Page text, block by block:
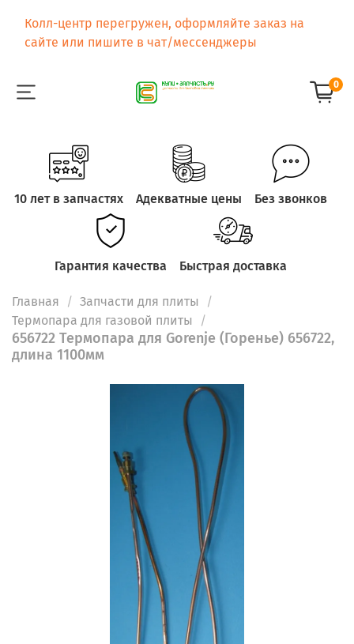
Колл-центр перегружен, оформляйте заказ на
сайте или пишите в чат/мессенджеры
0
10 лет в запчастях Адекватные цены Без звонков
Гарантия качества Быстрая доставка
Главная
Запчасти для плиты
Термопара для газовой плиты
656722 Термопара для Gorenje (Горенье) 656722,
длина 1100мм